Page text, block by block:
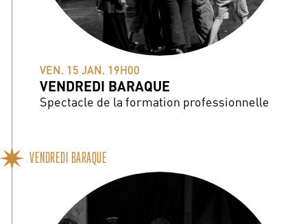
VEN. 15 JAN. 19H00
VENDREDI BARAQUE
Spectacle de la formation professionnelle
VENDREDI BARAQUE